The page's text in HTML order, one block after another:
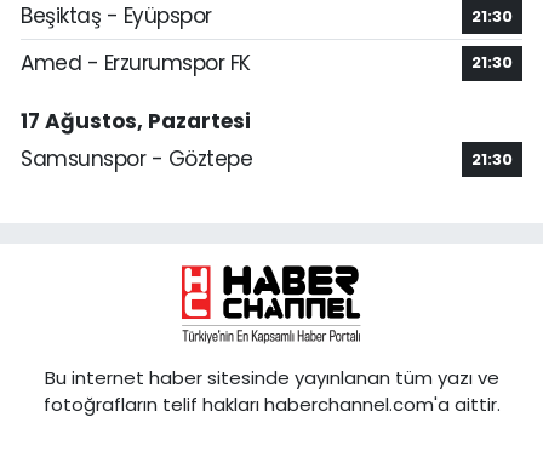
Beşiktaş - Eyüpspor 21:30
Amed - Erzurumspor FK 21:30
17 Ağustos, Pazartesi
Samsunspor - Göztepe
21:30
Bu internet haber sitesinde yayınlanan tüm yazı ve
fotoğrafların telif hakları haberchannel.com'a aittir.